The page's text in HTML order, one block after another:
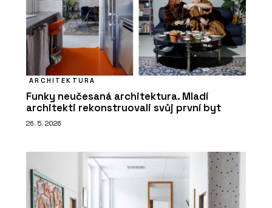
ARCHITEKTURA
Funky neučesaná architektura. Mladí
architekti rekonstruovali svůj první byt
26. 5. 2026